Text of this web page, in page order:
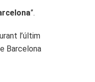
”.
l’últim
Barcelona